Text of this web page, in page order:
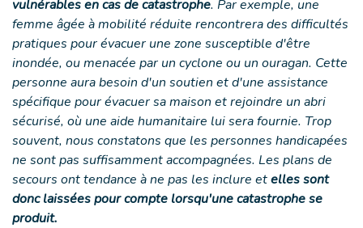
vulnérables en cas de catastrophe. Par exemple, une
femme âgée à mobilité réduite rencontrera des difficultés
pratiques pour évacuer une zone susceptible d'être
inondée, ou menacée par un cyclone ou un ouragan. Cette
personne aura besoin d'un soutien et d'une assistance
spécifique pour évacuer sa maison et rejoindre un abri
sécurisé, où une aide humanitaire lui sera fournie. Trop
souvent, nous constatons que les personnes handicapées
ne sont pas suffisamment accompagnées. Les plans de
secours ont tendance à ne pas les inclure etelles sont
donc laissées pour compte lorsqu'une catastrophe se
produit.